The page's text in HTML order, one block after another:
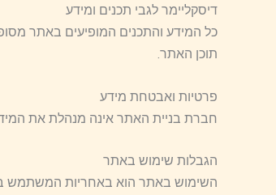
דיסקליימר לגבי תכנים ומידע
כל המידע והתכנים המופיעים באתר
תוכן האתר.
פרטיות ואבטחת מידע
חברת בניית האתר אינה מנהלת את
הגבלות שימוש באתר
השימוש באתר הוא באחריות המשתמש